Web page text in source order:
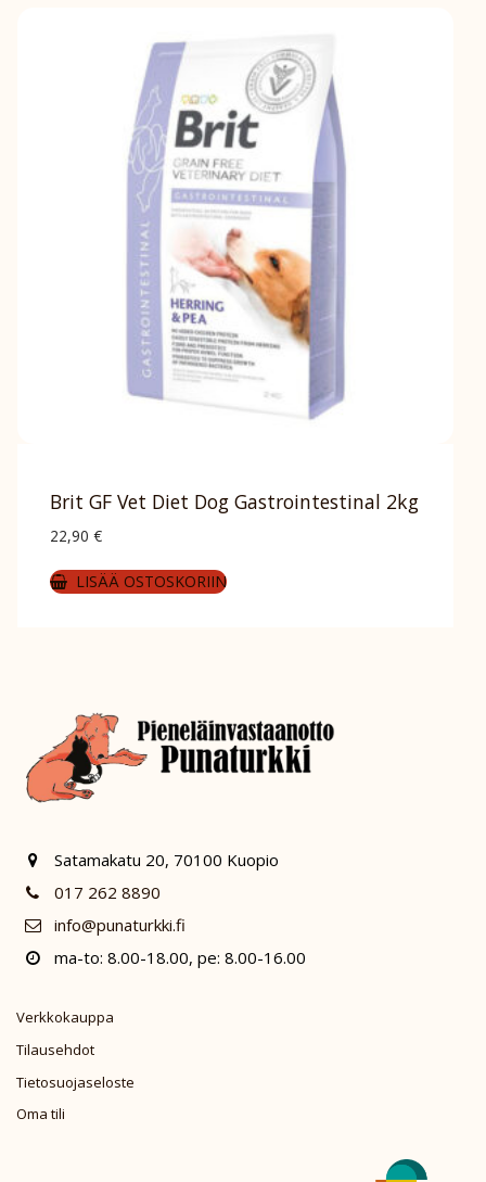
Brit GF Vet Diet Dog Gastrointestinal 2kg
22,90 €
LISÄÄ OSTOSKORIIN
Satamakatu 20, 70100 Kuopio
017 262 8890
info@punaturkki.fi
ma-to: 8.00-18.00, pe: 8.00-16.00
Verkkokauppa
Tilausehdot
Tietosuojaseloste
Oma tili